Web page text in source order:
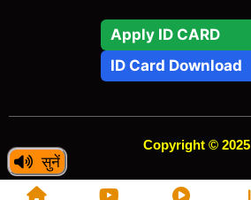
सुनें
Apply ID CARD
ID Card Download
Copyright © 2025